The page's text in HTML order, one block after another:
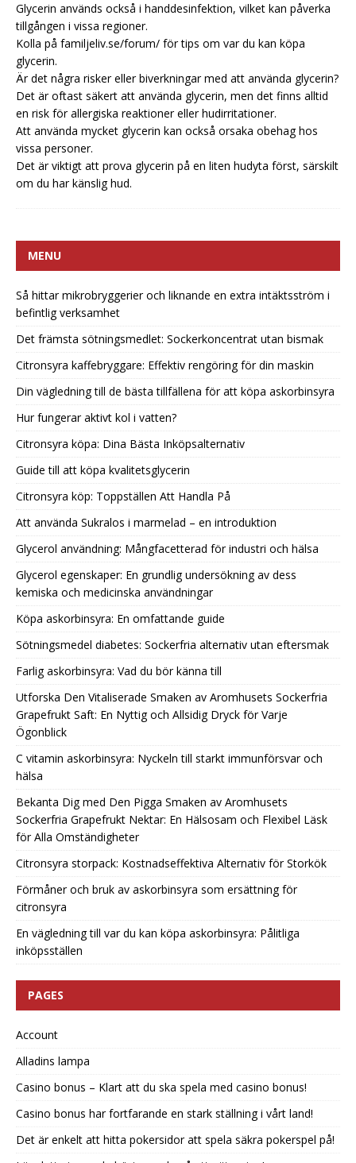
Glycerin används också i handdesinfektion, vilket kan påverka
tillgången i vissa regioner.
Kolla på familjeliv.se/forum/ för tips om var du kan köpa
glycerin.
Är det några risker eller biverkningar med att använda glycerin?
Det är oftast säkert att använda glycerin, men det finns alltid
en risk för allergiska reaktioner eller hudirritationer.
Att använda mycket glycerin kan också orsaka obehag hos
vissa personer.
Det är viktigt att prova glycerin på en liten hudyta först, särskilt
om du har känslig hud.
MENU
Så hittar mikrobryggerier och liknande en extra intäktsström i
befintlig verksamhet
Det främsta sötningsmedlet: Sockerkoncentrat utan bismak
Citronsyra kaffebryggare: Effektiv rengöring för din maskin
Din vägledning till de bästa tillfällena för att köpa askorbinsyra
Hur fungerar aktivt kol i vatten?
Citronsyra köpa: Dina Bästa Inköpsalternativ
Guide till att köpa kvalitetsglycerin
Citronsyra köp: Toppställen Att Handla På
Att använda Sukralos i marmelad – en introduktion
Glycerol användning: Mångfacetterad för industri och hälsa
Glycerol egenskaper: En grundlig undersökning av dess
kemiska och medicinska användningar
Köpa askorbinsyra: En omfattande guide
Sötningsmedel diabetes: Sockerfria alternativ utan eftersmak
Farlig askorbinsyra: Vad du bör känna till
Utforska Den Vitaliserade Smaken av Aromhusets Sockerfria
Grapefrukt Saft: En Nyttig och Allsidig Dryck för Varje
Ögonblick
C vitamin askorbinsyra: Nyckeln till starkt immunförsvar och
hälsa
Bekanta Dig med Den Pigga Smaken av Aromhusets
Sockerfria Grapefrukt Nektar: En Hälsosam och Flexibel Läsk
för Alla Omständigheter
Citronsyra storpack: Kostnadseffektiva Alternativ för Storkök
Förmåner och bruk av askorbinsyra som ersättning för
citronsyra
En vägledning till var du kan köpa askorbinsyra: Pålitliga
inköpsställen
PAGES
Account
Alladins lampa
Casino bonus – Klart att du ska spela med casino bonus!
Casino bonus har fortfarande en stark ställning i vårt land!
Det är enkelt att hitta pokersidor att spela säkra pokerspel på!